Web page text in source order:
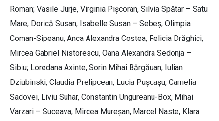
Roman; Vasile Jurje, Virginia Pișcoran, Silvia Spătar – Satu
Mare; Dorică Susan, Isabelle Susan – Sebeș; Olimpia
Coman-Sipeanu, Anca Alexandra Costea, Felicia Drăghici,
Mircea Gabriel Nistorescu, Oana Alexandra Sedonja –
Sibiu; Loredana Axinte, Sorin Mihai Bărgăuan, Iulian
Dziubinski, Claudia Prelipcean, Lucia Pușcașu, Camelia
Sadovei, Liviu Suhar, Constantin Ungureanu-Box, Mihai
Varzari – Suceava; Mircea Mureșan, Marcel Naste, Klara